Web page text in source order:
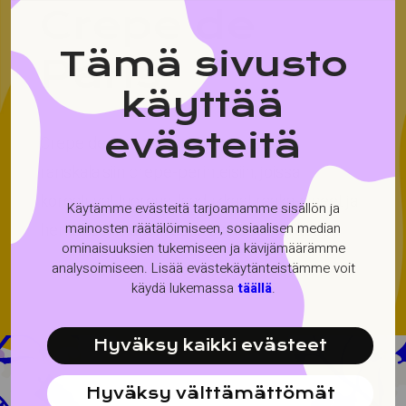
Tämä sivusto
käyttää
evästeitä
Käytämme evästeitä tarjoamamme sisällön ja
mainosten räätälöimiseen, sosiaalisen median
ominaisuuksien tukemiseen ja kävijämäärämme
analysoimiseen. Lisää evästekäytänteistämme voit
käydä lukemassa täällä.
Hyväksy kaikki evästeet
Hyväksy välttämättömät
Crepe de
Paris
Crepe de Paris -konsepti perustuu
korostuvat tuoreus, laadukkaat raaka-aineet ja
herkulliset makeat sekä suolaiset täytteet.